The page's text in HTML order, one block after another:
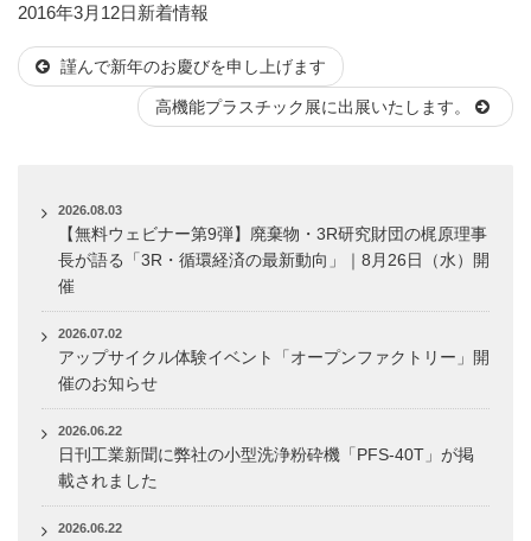
投
日:
2016年3月12日カ
ゴ
リ
ー
新着情報
謹んで新年のお慶びを申し上げます
高機能プラスチック展に出展いたします。
2026.08.03
【無料ウェビナー第9弾】廃棄物・3R研究財団の梶原理事
長が語る「3R・循環経済の最新動向」｜8月26日（水）開
催
2026.07.02
アップサイクル体験イベント「オープンファクトリー」開
催のお知らせ
2026.06.22
日刊工業新聞に弊社の小型洗浄粉砕機「PFS-40T」が掲
載されました
2026.06.22